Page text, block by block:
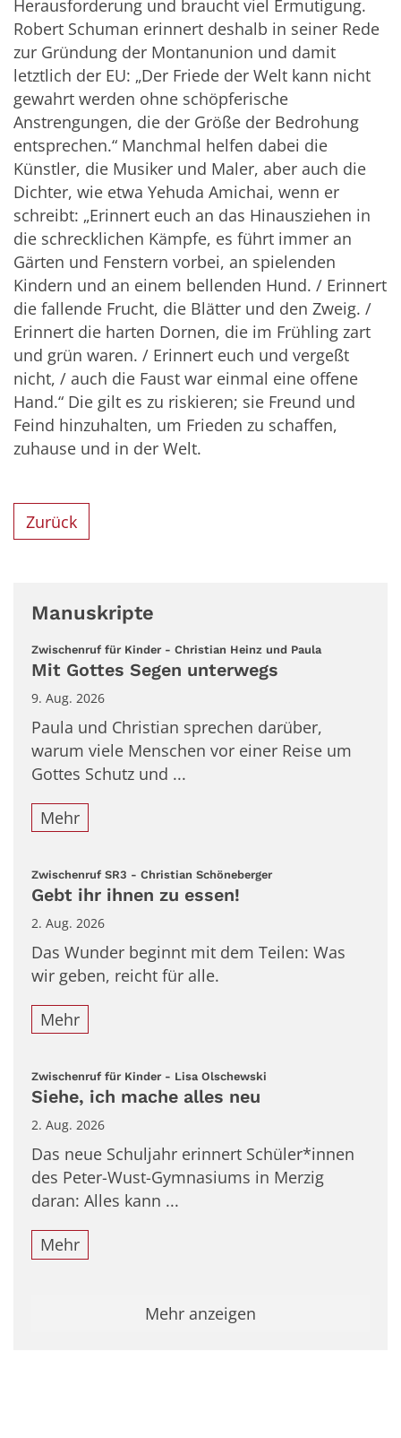
Herausforderung und braucht viel Ermutigung.
Robert Schuman erinnert deshalb in seiner Rede
zur Gründung der Montanunion und damit
letztlich der EU: „Der Friede der Welt kann nicht
gewahrt werden ohne schöpferische
Anstrengungen, die der Größe der Bedrohung
entsprechen.“ Manchmal helfen dabei die
Künstler, die Musiker und Maler, aber auch die
Dichter, wie etwa Yehuda Amichai, wenn er
schreibt: „Erinnert euch an das Hinausziehen in
die schrecklichen Kämpfe, es führt immer an
Gärten und Fenstern vorbei, an spielenden
Kindern und an einem bellenden Hund. / Erinnert
die fallende Frucht, die Blätter und den Zweig. /
Erinnert die harten Dornen, die im Frühling zart
und grün waren. / Erinnert euch und vergeßt
nicht, / auch die Faust war einmal eine offene
Hand.“ Die gilt es zu riskieren; sie Freund und
Feind hinzuhalten, um Frieden zu schaffen,
zuhause und in der Welt.
Zurück
Manuskripte
Zwischenruf für Kinder - Christian Heinz und Paula:
Mit Gottes Segen unterwegs
9. Aug. 2026
Paula und Christian sprechen darüber,
warum viele Menschen vor einer Reise um
Gottes Schutz und ...
Mehr
Zwischenruf SR3 - Christian Schöneberger:
Gebt ihr ihnen zu essen!
2. Aug. 2026
Das Wunder beginnt mit dem Teilen: Was
wir geben, reicht für alle.
Mehr
Zwischenruf für Kinder - Lisa Olschewski
Siehe, ich mache alles neu
2. Aug. 2026
Das neue Schuljahr erinnert Schüler*innen
des Peter-Wust-Gymnasiums in Merzig
daran: Alles kann ...
Mehr
Mehr anzeigen